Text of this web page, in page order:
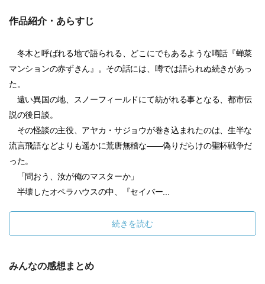
作品紹介・あらすじ
冬木と呼ばれる地で語られる、どこにでもあるような噂話『蝉菜
マンションの赤ずきん』。その話には、噂では語られぬ続きがあっ
た。
遠い異国の地、スノーフィールドにて紡がれる事となる、都市伝
説の後日談。
その怪談の主役、アヤカ・サジョウが巻き込まれたのは、生半な
流言飛語などよりも遥かに荒唐無稽な――偽りだらけの聖杯戦争だ
った。
「問おう、汝が俺のマスターか」
半壊したオペラハウスの中、『セイバー...
続きを読む
みんなの感想まとめ